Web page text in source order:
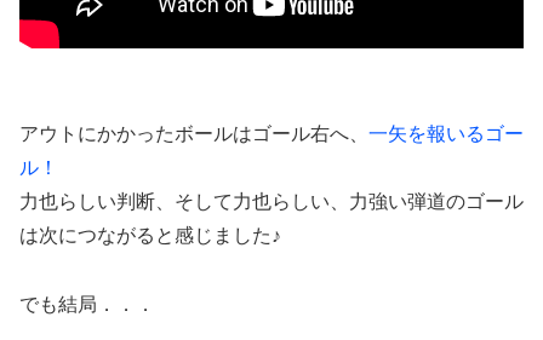
アウトにかかったボールはゴール右へ、 一矢を報いるゴー
ル！
力也らしい判断、そして力也らしい、力強い弾道のゴール
は次につながると感じました♪
でも結局．．．